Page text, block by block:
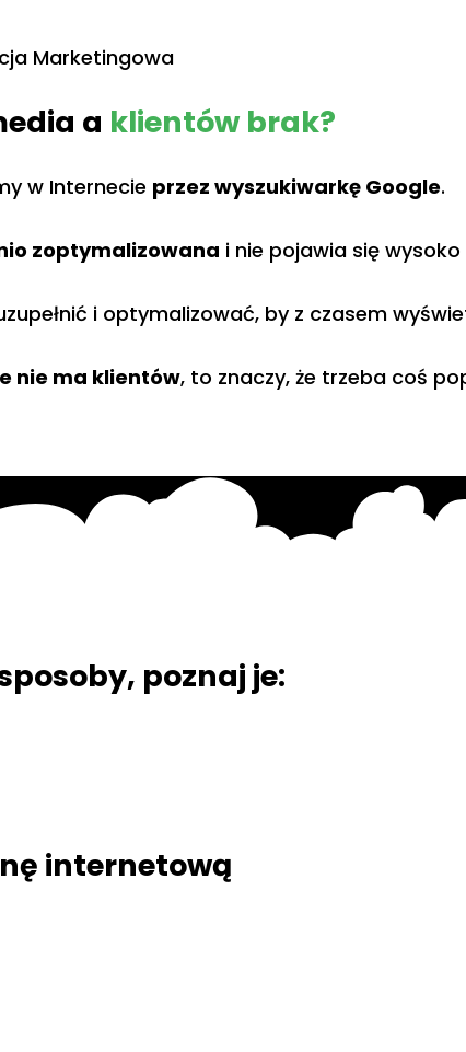
a klientów brak?
w Internecie przez wyszukiwarkę Google.
zoptymalizowana i nie pojawia się
i optymalizować, by z czasem
nie ma klientów, to znaczy, że trzeba coś
poznaj je:
internetową